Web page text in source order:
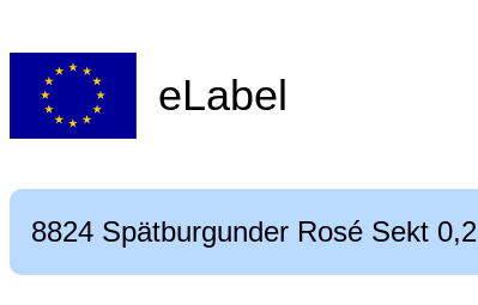
eLabel
8824 Spätburgunder Rosé Sekt 0,2